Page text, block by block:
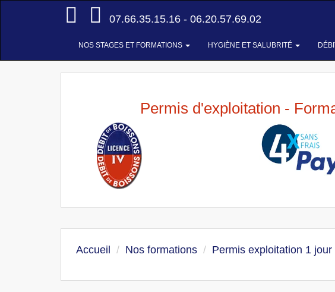
Accueil
07.66.35.15.16 - 06.20.57.69.02
NOS STAGES ET FORMATIONS HYGIÈNE ET SALUBRITÉ
Permis d'exploitation -
Accueil Nos formations Permis exploitation 1 jour